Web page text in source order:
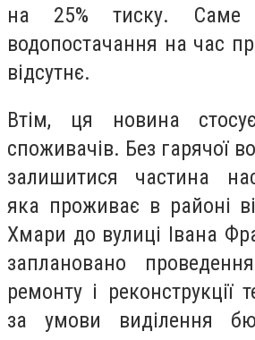
на 25% тиску. Саме
водопостачання на час
відсутнє.
Втім, ця новина
споживачів. Без гарячої
залишитися частина
яка проживає в районі
Хмари до вулиці Івана
заплановано
ремонту і реконструкції
за умови виділення